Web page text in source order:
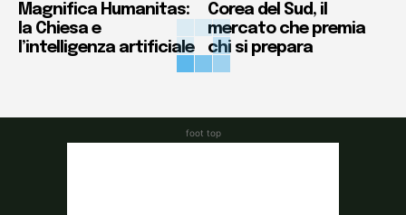
Magnifica Humanitas:
la Chiesa e
l’intelligenza artificiale
Corea del Sud, il
mercato che premia
chi si prepara
foot top